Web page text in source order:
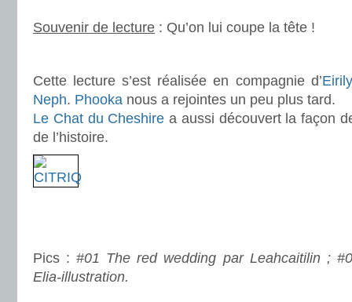
Souvenir de lecture : Qu’on lui coupe la tête !
Cette lecture s’est réalisée en compagnie d’
Neph. Phooka nous a rejointes un peu plus tard.
Le Chat du Cheshire a aussi découvert la façon
de l’histoire.
Pics :#01 The red wedding par Leahcaitilin ;
Elia-illustration.